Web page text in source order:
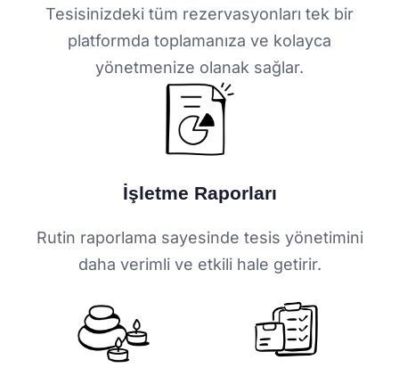
Tesisinizdeki tüm rezervasyonları tek bir
platformda toplamanıza ve kolayca
yönetmenize olanak sağlar.
İşletme Raporları
Rutin raporlama sayesinde tesis yönetimini
daha verimli ve etkili hale getirir.